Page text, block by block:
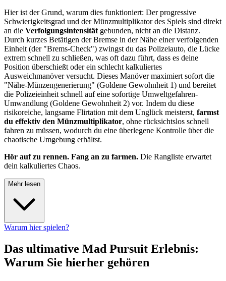
Hier ist der Grund, warum dies funktioniert: Der progressive
Schwierigkeitsgrad und der Münzmultiplikator des Spiels sind direkt
an die Verfolgungsintensität gebunden, nicht an die Distanz.
Durch kurzes Betätigen der Bremse in der Nähe einer verfolgenden
Einheit (der "Brems-Check") zwingst du das Polizeiauto, die Lücke
extrem schnell zu schließen, was oft dazu führt, dass es deine
Position überschießt oder ein schlecht kalkuliertes
Ausweichmanöver versucht. Dieses Manöver maximiert sofort die
"Nähe-Münzengenerierung" (Goldene Gewohnheit 1) und bereitet
die Polizeieinheit schnell auf eine sofortige Umweltgefahren-
Umwandlung (Goldene Gewohnheit 2) vor. Indem du diese
risikoreiche, langsame Flirtation mit dem Unglück meisterst, farmst
du effektiv den Münzmultiplikator, ohne rücksichtslos schnell
fahren zu müssen, wodurch du eine überlegene Kontrolle über die
chaotische Umgebung erhältst.
Hör auf zu rennen. Fang an zu farmen. Die Rangliste erwartet
dein kalkuliertes Chaos.
Mehr lesen
Warum hier spielen?
Das ultimative Mad Pursuit Erlebnis:
Warum Sie hierher gehören